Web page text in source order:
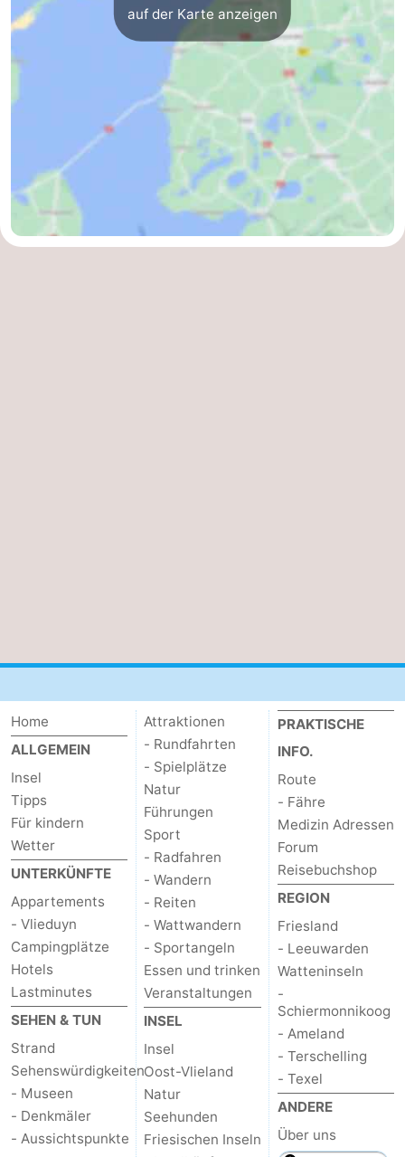
Leeuwarden
Watteninseln
Terschelling
Texel
Wetter
auf der Karte anzeigen
Home
ALLGEMEIN
Insel
Tipps
Für kindern
Wetter
UNTERKÜNFTE
Appartements
- Vlieduyn
Campingplätze
Hotels
Lastminutes
SEHEN & TUN
Strand
Sehenswürdigkeiten
- Museen
- Denkmäler
- Aussichtspunkte
Attraktionen
- Rundfahrten
- Spielplätze
Natur
Führungen
Sport
- Radfahren
- Wandern
- Reiten
- Wattwandern
- Sportangeln
Essen und trinken
Veranstaltungen
INSEL
Insel
Oost-Vlieland
Natur
Seehunden
Friesischen Inseln
PRAKTISCHE
INFO.
Route
- Fähre
Medizin Adressen
Forum
Reisebuchshop
REGION
Friesland
- Leeuwarden
Watteninseln
-
Schiermonnikoog
- Ameland
- Terschelling
- Texel
ANDERE
Über uns